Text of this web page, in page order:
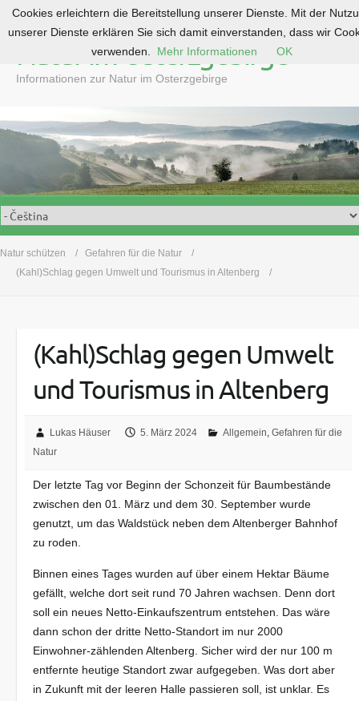
c
e
n
Natur im Osterzgebirge
Informationen zur Natur im Osterzgebirge
Natur schützen
Gefahren für die Natur
(Kahl)Schlag gegen Umwelt und Tourismus in Altenberg
(Kahl)Schlag gegen Umwelt
und Tourismus in Altenberg
Lukas Häuser 5. März 2024 Allgemein,Gefahren für die
Natur
Der letzte Tag vor Beginn der Schonzeit für Baumbestände
zwischen den 01. März und dem 30. September wurde
genutzt, um das Waldstück neben dem Altenberger Bahnhof
zu roden.
Binnen eines Tages wurden auf über einem Hektar Bäume
gefällt, welche dort seit rund 70 Jahren wachsen. Denn dort
soll ein neues Netto-Einkaufszentrum entstehen. Das wäre
dann schon der dritte Netto-Standort im nur 2000
Einwohner-zählenden Altenberg. Sicher wird der nur 100 m
entfernte heutige Standort zwar aufgegeben. Was dort aber
in Zukunft mit der leeren Halle passieren soll, ist unklar. Es
Cookies erleichtern die Bereitstellung unserer Dienste. Mit der
unserer Dienste erklären Sie sich damit einverstanden, dass wir
verwenden.
Mehr Informationen OK